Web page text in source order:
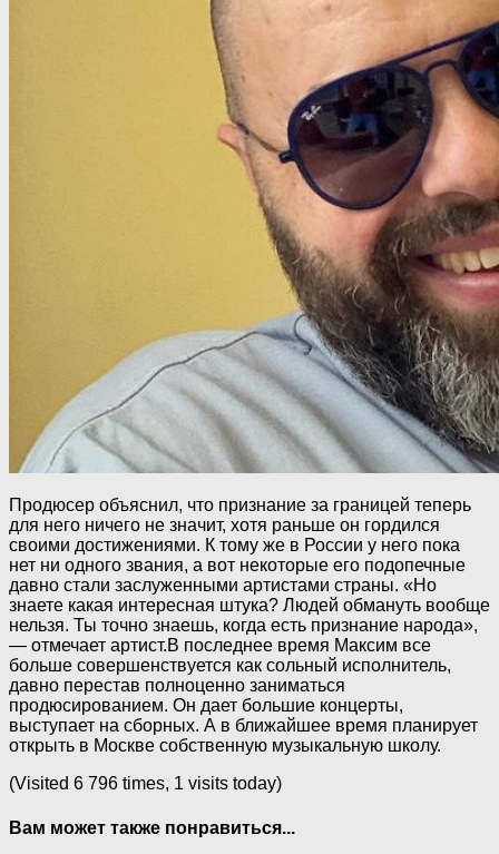
Продюсер объяснил, что признание за границей теперь
для него ничего не значит, хотя раньше он гордился
своими достижениями. К тому же в России у него пока
нет ни одного звания, а вот некоторые его подопечные
давно стали заслуженными артистами страны. «Но
знаете какая интересная штука? Людей обмануть вообще
нельзя. Ты точно знаешь, когда есть признание народа»,
— отмечает артист.В последнее время Максим все
больше совершенствуется как сольный исполнитель,
давно перестав полноценно заниматься
продюсированием. Он дает большие концерты,
выступает на сборных. А в ближайшее время планирует
открыть в Москве собственную музыкальную школу.
(Visited 6 796 times, 1 visits today)
Вам может также понравиться...